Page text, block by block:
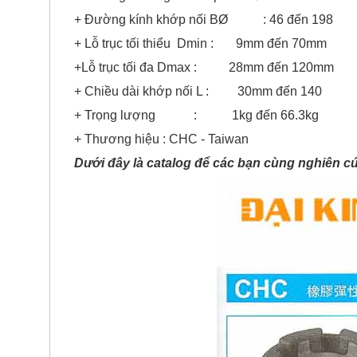
+ Đường kính khớp nối BØ : 46 đến 198
+ Lỗ trục tối thiểu Dmin : 9mm đến 70mm
+Lỗ trục tối đa Dmax : 28mm đến 120mm
+ Chiều dài khớp nối L : 30mm đến 140
+ Trọng lượng : 1kg đến 66.3kg
+ Thương hiệu : CHC - Taiwan
Dưới đây là catalog để các bạn cùng nghiên